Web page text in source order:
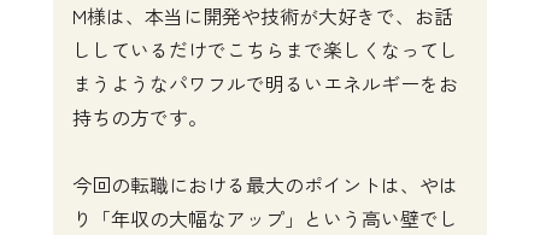
M様は、本当に開発や技術が大好きで、お話
ししているだけでこちらまで楽しくなってし
まうようなパワフルで明るいエネルギーをお
持ちの方です。
今回の転職における最大のポイントは、やは
り「年収の大幅なアップ」という高い壁でし